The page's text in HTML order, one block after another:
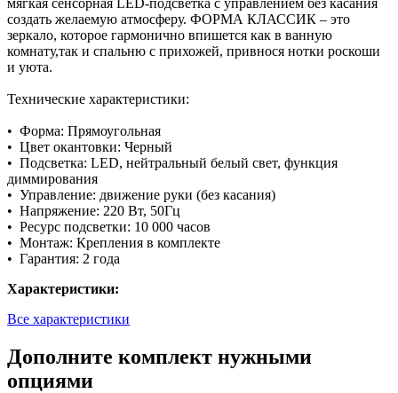
создать желаемую атмосферу. ФОРМА КЛАССИК – это
зеркало, которое гармонично впишется как в ванную
комнату,так и спальню с прихожей, привнося нотки роскоши
и уюта.
Технические характеристики:
• Форма: Прямоугольная
• Цвет окантовки: Черный
• Подсветка: LED, нейтральный белый свет, функция
диммирования
• Управление: движение руки (без касания)
• Напряжение: 220 Вт, 50Гц
• Ресурс подсветки: 10 000 часов
• Монтаж: Крепления в комплекте
• Гарантия: 2 года
Характеристики:
Все характеристики
Дополните комплект нужными
опциями